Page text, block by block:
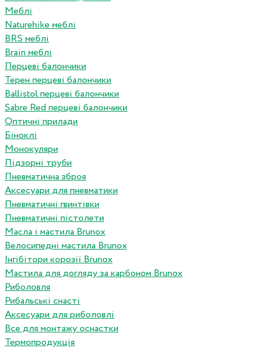
Меблі
Naturehike меблі
BRS меблі
Brain меблі
Перцеві балончики
Терен перцеві балончики
Ballistol перцеві балончики
Sabre Red перцеві балончики
Оптичні прилади
Біноклі
Монокуляри
Підзорні труби
Пневматична зброя
Аксесуари для пневматики
Пневматичні гвинтівки
Пневматичні пістолети
Масла і мастила Brunox
Велосипедні мастила Brunox
Інгібітори корозії Brunox
Мастила для догляду за карбоном Brunox
Риболовля
Рибальські снасті
Аксесуари для риболовлі
Все для монтажу оснастки
Термопродукція